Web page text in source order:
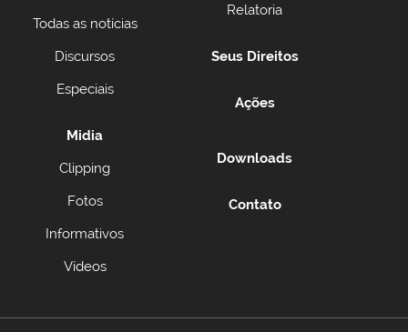
Todas as notícias
Discursos
Especiais
Midia
Clipping
Fotos
Informativos
Vídeos
Relatoria
Seus Direitos
Ações
Downloads
Contato